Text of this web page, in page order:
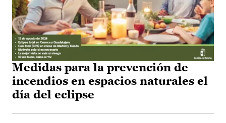
Medidas para la prevención de
incendios en espacios naturales el
día del eclipse